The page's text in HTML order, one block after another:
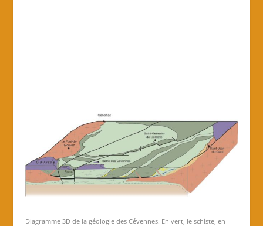
Diagramme 3D de la géologie des Cévennes. En vert, le schiste, en